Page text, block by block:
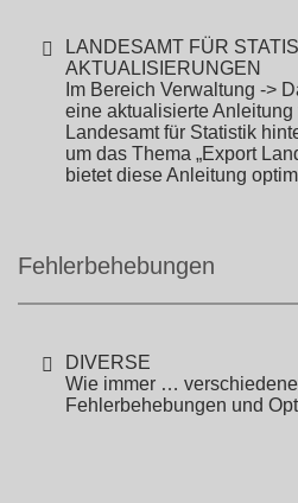
LANDESAMT FÜR
AKTUALISIERUNGEN
Im Bereich Verwaltung ->
eine aktualisierte Anleitung
Landesamt für Statistik
um das Thema „Export
bietet diese Anleitung
Fehlerbehebungen
DIVERSE
Wie immer …
Fehlerbehebungen und